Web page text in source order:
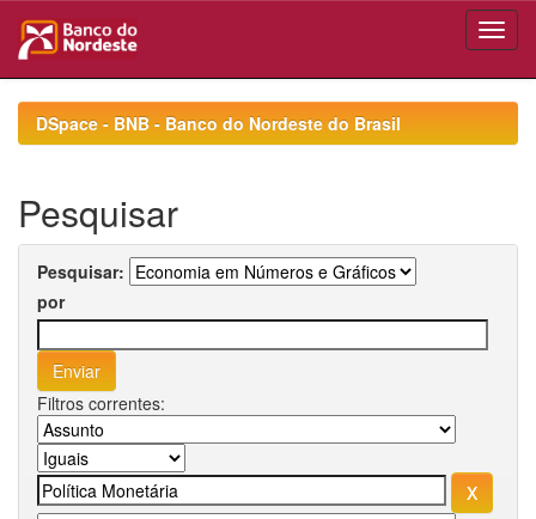
navigationDSpace - BNB - Banco do Nordeste do Brasil
Pesquisar
Pesquisar:
por
Filtros correntes: